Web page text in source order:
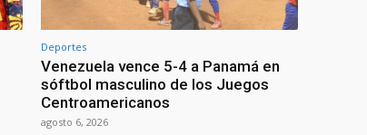
Deportes
Venezuela vence 5-4 a Panamá en
sóftbol masculino de los Juegos
Centroamericanos
agosto 6, 2026